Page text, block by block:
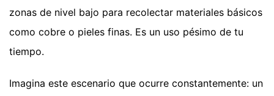
zonas de nivel bajo para recolectar materiales básicos
como cobre o pieles finas. Es un uso pésimo de tu
tiempo.
Imagina este escenario que ocurre constantemente: un